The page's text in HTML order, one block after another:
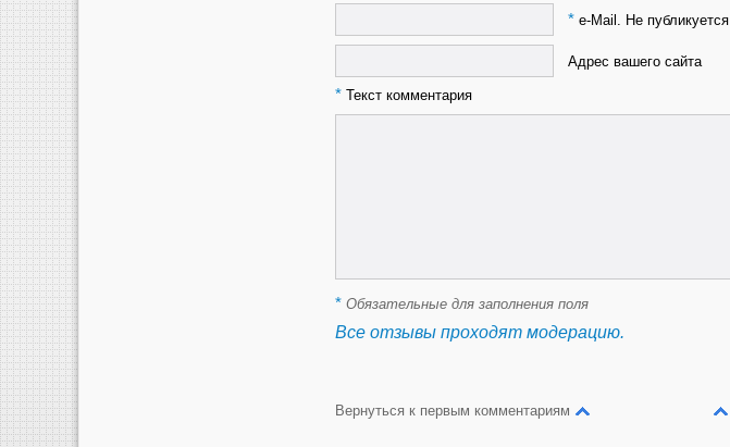
*e-Mail. Не публикуется
Адрес вашего сайта
* Текст комментария
* Обязательные для заполнения поля
Все отзывы проходят модерацию.
Вернуться к первым комментариям